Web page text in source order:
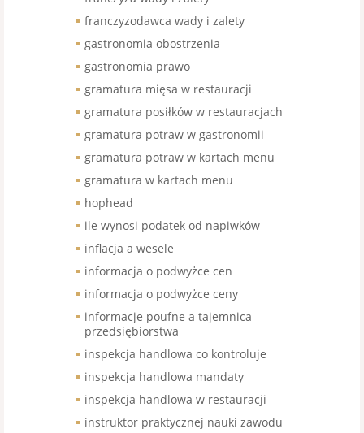
franczyzodawca wady i zalety
gastronomia obostrzenia
gastronomia prawo
gramatura mięsa w restauracji
gramatura posiłków w restauracjach
gramatura potraw w gastronomii
gramatura potraw w kartach menu
gramatura w kartach menu
hophead
ile wynosi podatek od napiwków
inflacja a wesele
informacja o podwyżce cen
informacja o podwyżce ceny
informacje poufne a tajemnica
przedsiębiorstwa
inspekcja handlowa co kontroluje
inspekcja handlowa mandaty
inspekcja handlowa w restauracji
instruktor praktycznej nauki zawodu